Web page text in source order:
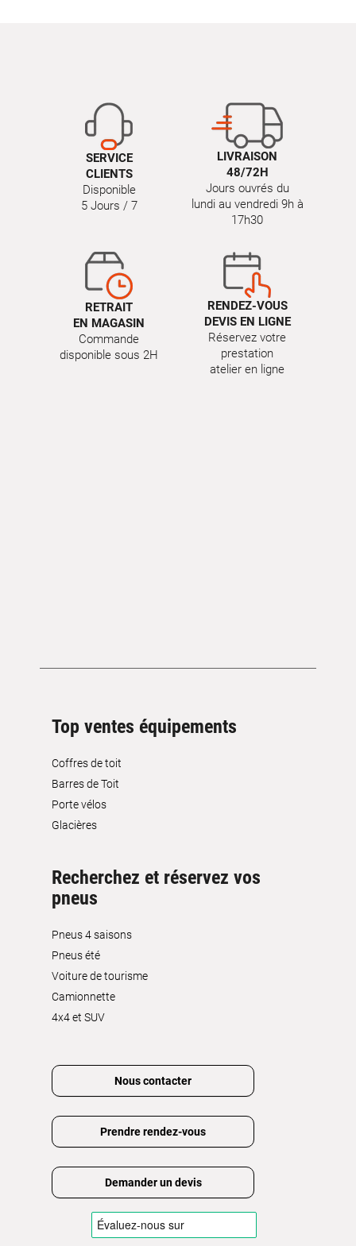
SERVICE
CLIENTS
Disponible
5 Jours / 7
LIVRAISON
48/72H
Jours ouvrés du
lundi au vendredi 9h à
17h30
RETRAIT
EN MAGASIN
Commande
disponible sous 2H
RENDEZ-VOUS
DEVIS EN LIGNE
Réservez votre
prestation
atelier en ligne
Top ventes équipements
Coffres de toit
Barres de Toit
Porte vélos
Glacières
Recherchez et réservez vos
pneus
Pneus 4 saisons
Pneus été
Voiture de tourisme
Camionnette
4x4 et SUV
Nous contacter
Prendre rendez-vous
Demander un devis